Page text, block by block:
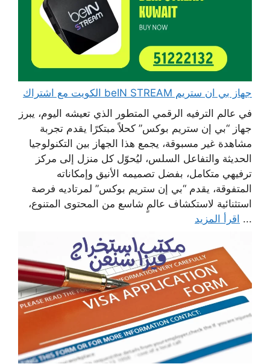
جهاز بي ان ستريم beIN STREAM الكويت مع اشتراك
في عالم الترفيه الرقمي المتطور الذي تعيشه اليوم، يبرز
جهاز “بي إن ستريم بوكس” كحلاً مبتكرًا يقدم تجربة
مشاهدة غير مسبوقة، يجمع هذا الجهاز بين التكنولوجيا
الحديثة والتفاعل السلس، ليُحوّل كل منزل إلى مركز
ترفيهي متكامل، بفضل تصميمه الأنيق وإمكاناته
المتفوقة، يقدم “بي إن ستريم بوكس” لمرتاديه فرصة
استثنائية لاستكشاف عالمٍ شاسع من المحتوى المتنوع،
... اقرأ المزيد